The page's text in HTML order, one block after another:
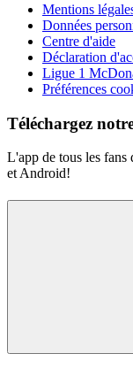
Mentions
Données
Centre d'aide
Déclaration
Ligue 1
Préférences
Téléchargez
L'app de tous les
et Android!